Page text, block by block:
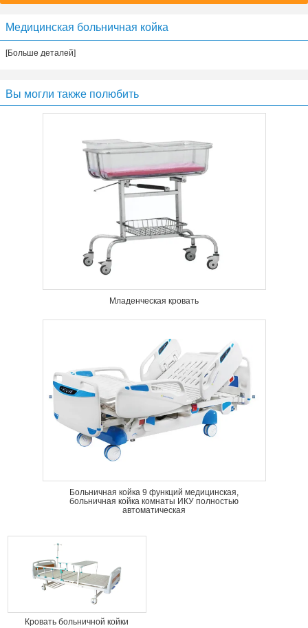
Медицинская больничная койка
[Больше деталей]
Вы могли также полюбить
Младенческая кровать
Больничная койка 9 функций медицинская,
больничная койка комнаты ИКУ полностью
автоматическая
Кровать больничной койки